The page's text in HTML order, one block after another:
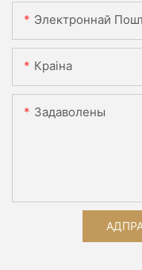
Электроннай
Краіна
Задаволены